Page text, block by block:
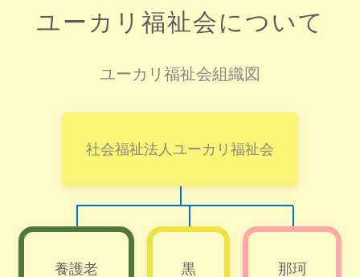
ユーカリ福祉会について
ユーカリ福祉会組織図
社会福祉法人ユーカリ福祉会
養護老 黒 那珂